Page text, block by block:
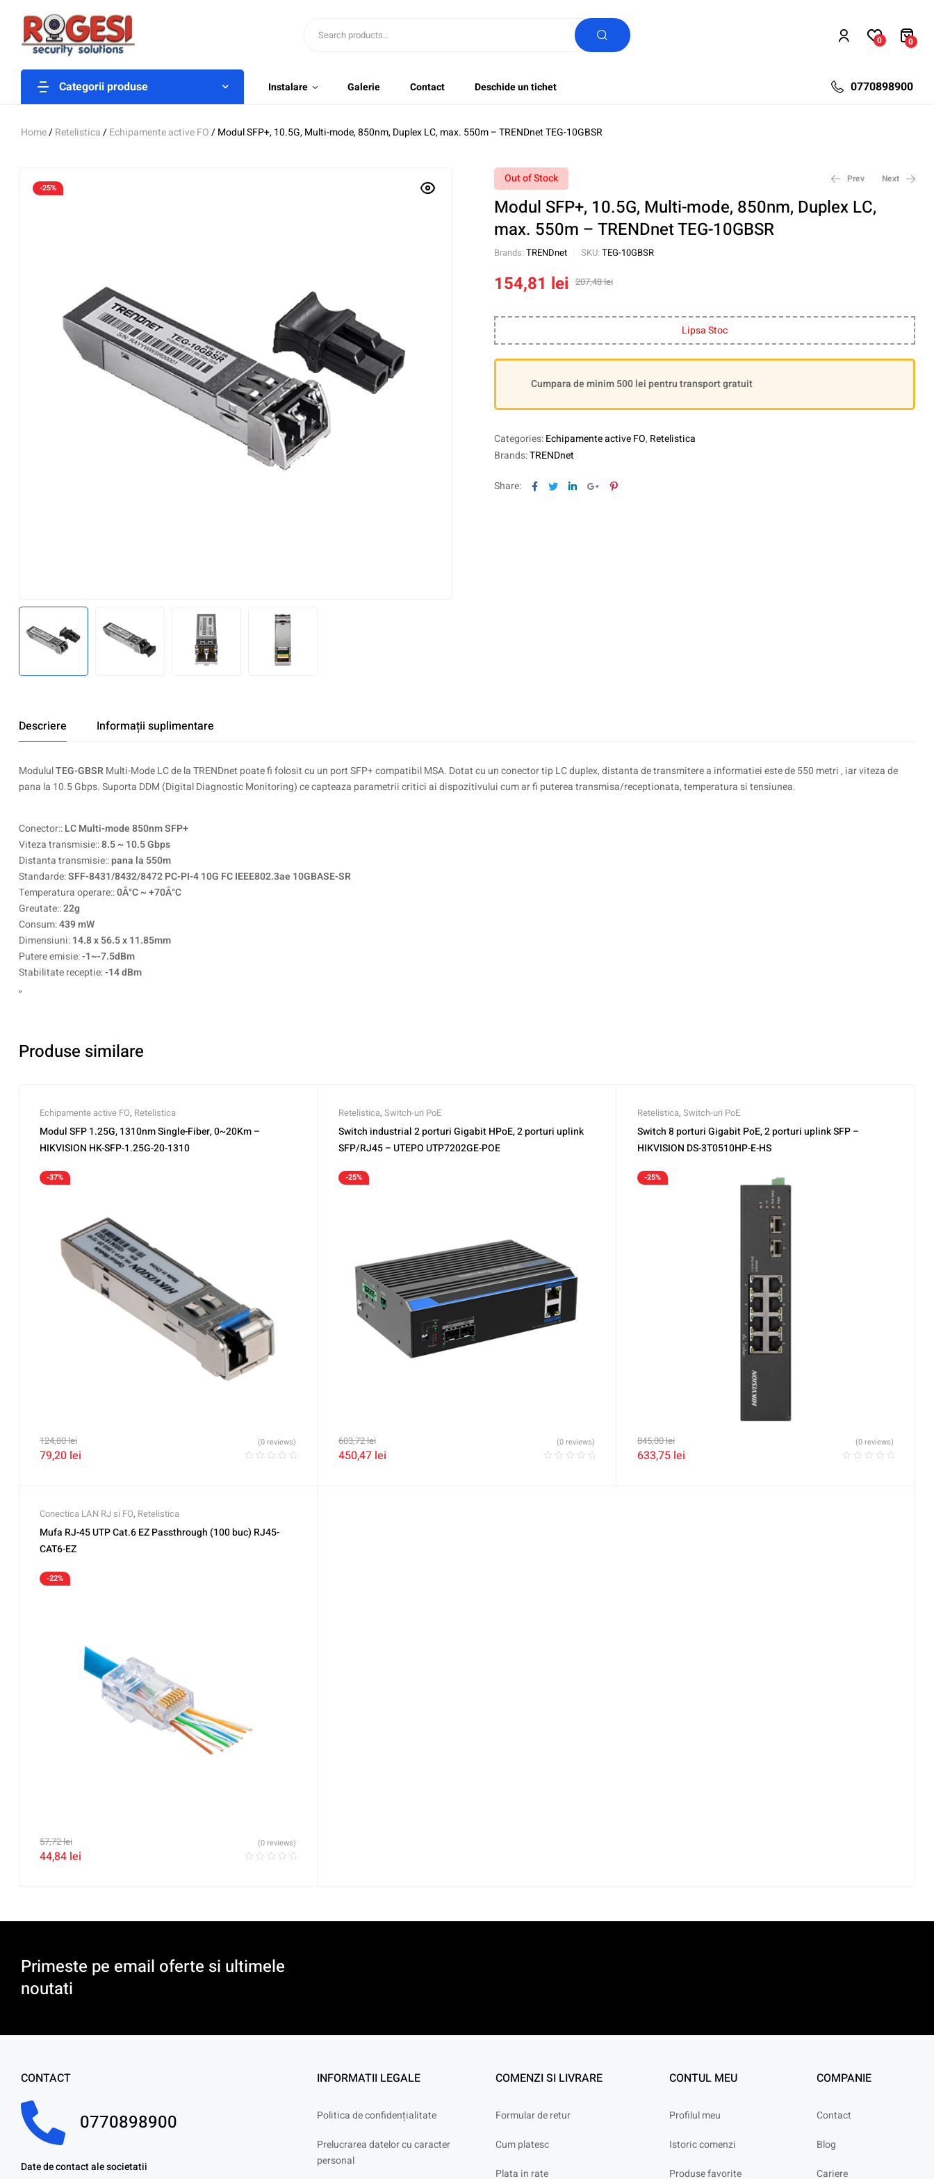
0 0
Categorii produse Instalare Galerie Contact Deschide un tichet 0770898900
Home/Retelistica/Echipamente active FO/ Modul SFP+, 10.5G, Multi-mode, 850nm, Duplex LC, max. 550m – TRENDnet TEG-10GBSR
-25%
Out of Stock Prev Next
Modul SFP+, 10.5G, Multi-mode, 850nm, Duplex LC,
max. 550m – TRENDnet TEG-10GBSR
Brands: TRENDnet SKU: TEG-10GBSR
207,48lei
154,81 lei
Lipsa Stoc
Cumpara de minim 500 lei pentru transport gratuit
Categories:Echipamente active FO, Retelistica
Brands:TRENDnet
Share: Facebook
TwitterLinkedinGoogle+Pinterest
Descriere Informații suplimentare
ModululTEG-GBSRMulti-Mode LC de la TRENDnet poate fi folosit cu un port SFP+ compatibil MSA. Dotat cu un conector tip LC duplex, distanta de transmitere a informatiei este de 550 metri , iar viteza de
pana la 10.5 Gbps. Suporta DDM (Digital Diagnostic Monitoring) ce capteaza parametrii critici ai dispozitivului cum ar fi puterea transmisa/receptionata, temperatura si tensiunea.
Conector::LC Multi-mode 850nm SFP+
Viteza transmisie::8.5 ~ 10.5 Gbps
Distanta transmisie::pana la 550m
Standarde:SFF-8431/8432/8472 PC-PI-4 10G FC IEEE802.3ae 10GBASE-SR
Temperatura operare::0Â°C ~ +70Â°C
Greutate::22g
Consum:439 mW
Dimensiuni:14.8 x 56.5 x 11.85mm
Putere emisie:-1~-7.5dBm
Stabilitate receptie:-14 dBm
„
Produse similare
Echipamente active FO, Retelistica
Modul SFP 1.25G, 1310nm Single-Fiber, 0~20Km –
HIKVISION HK-SFP-1.25G-20-1310
-37%
124,80lei
79,20 lei
(0 reviews)
Retelistica, Switch-uri PoE
Switch industrial 2 porturi Gigabit HPoE, 2 porturi uplink
SFP/RJ45 – UTEPO UTP7202GE-POE
-25%
603,72lei
450,47 lei
(0 reviews)
Retelistica, Switch-uri PoE
Switch 8 porturi Gigabit PoE, 2 porturi uplink SFP –
HIKVISION DS-3T0510HP-E-HS
-25%
845,00lei
633,75 lei
(0 reviews)
Conectica LAN RJ si FO, Retelistica
Mufa RJ-45 UTP Cat.6 EZ Passthrough (100 buc) RJ45-
CAT6-EZ
-22%
57,72lei
44,84 lei
(0 reviews)
Primeste pe email oferte si ultimele
noutati
CONTACT
0770898900
Date de contact ale societatii
INFORMATII LEGALE
Politica de confidențialitate
Prelucrarea datelor cu caracter
personal
COMENZI SI LIVRARE
Formular de retur
Cum platesc
Plata in rate
CONTUL MEU
Profilul meu
Istoric comenzi
Produse favorite
COMPANIE
Contact
Blog
Cariere